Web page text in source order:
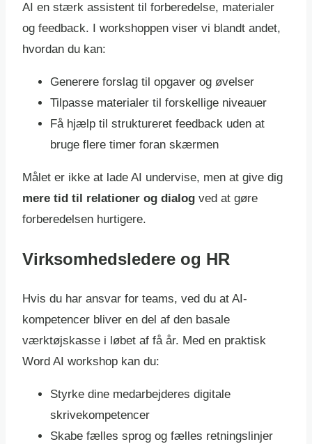
AI en stærk assistent til forberedelse, materialer
og feedback. I workshoppen viser vi blandt andet,
hvordan du kan:
Generere forslag til opgaver og øvelser
Tilpasse materialer til forskellige niveauer
Få hjælp til struktureret feedback uden at
bruge flere timer foran skærmen
Målet er ikke at lade AI undervise, men at give dig
mere tid til relationer og dialog ved at gøre
forberedelsen hurtigere.
Virksomhedsledere og HR
Hvis du har ansvar for teams, ved du at AI-
kompetencer bliver en del af den basale
værktøjskasse i løbet af få år. Med en praktisk
Word AI workshop kan du:
Styrke dine medarbejderes digitale
skrivekompetencer
Skabe fælles sprog og fælles retningslinjer